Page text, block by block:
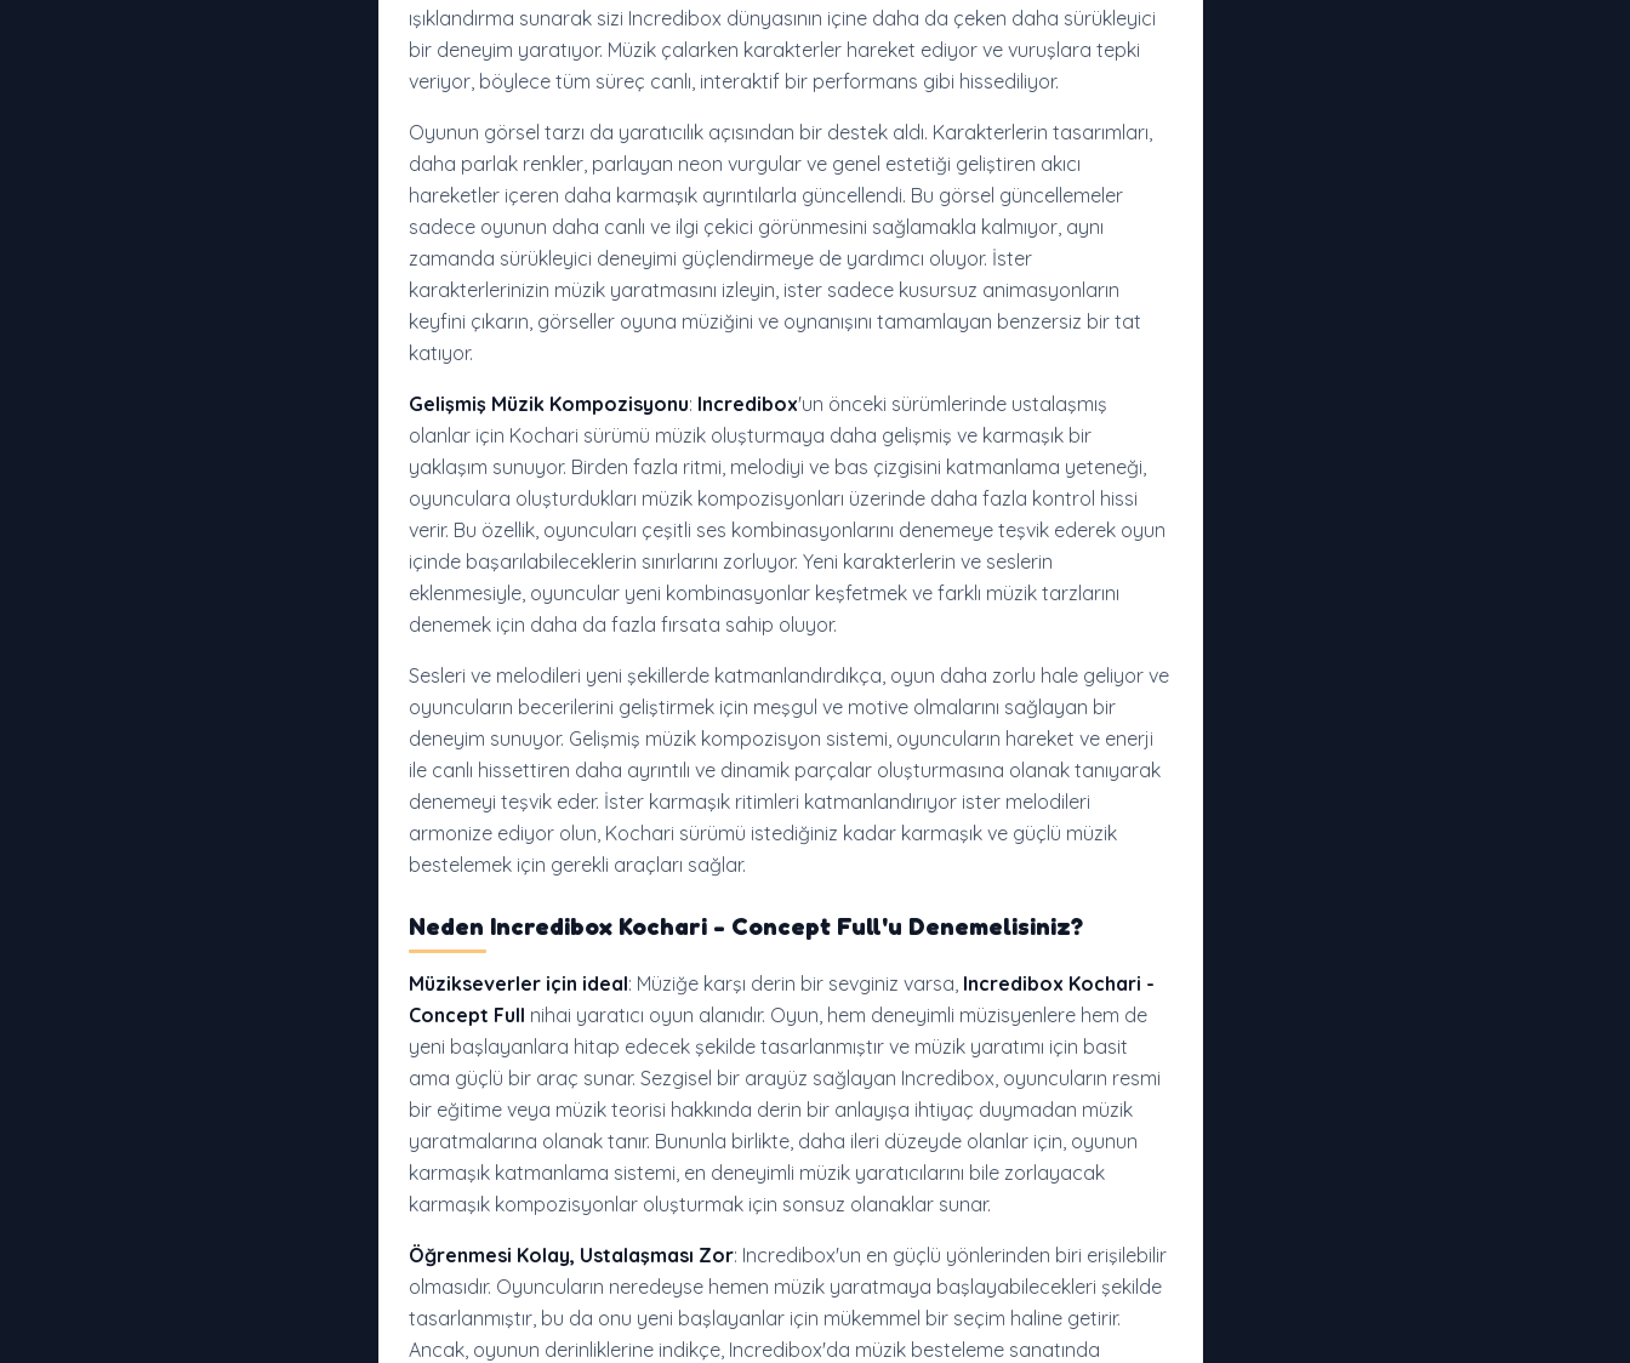
ışıklandırma sunarak sizi Incredibox dünyasının içine daha da çeken daha sürükleyici
bir deneyim yaratıyor. Müzik çalarken karakterler hareket ediyor ve vuruşlara tepki
veriyor, böylece tüm süreç canlı, interaktif bir performans gibi hissediliyor.
Oyunun görsel tarzı da yaratıcılık açısından bir destek aldı. Karakterlerin tasarımları,
daha parlak renkler, parlayan neon vurgular ve genel estetiği geliştiren akıcı
hareketler içeren daha karmaşık ayrıntılarla güncellendi. Bu görsel güncellemeler
sadece oyunun daha canlı ve ilgi çekici görünmesini sağlamakla kalmıyor, aynı
zamanda sürükleyici deneyimi güçlendirmeye de yardımcı oluyor. İster
karakterlerinizin müzik yaratmasını izleyin, ister sadece kusursuz animasyonların
keyfini çıkarın, görseller oyuna müziğini ve oynanışını tamamlayan benzersiz bir tat
katıyor.
Gelişmiş Müzik Kompozisyonu: Incredibox'un önceki sürümlerinde ustalaşmış
olanlar için Kochari sürümü müzik oluşturmaya daha gelişmiş ve karmaşık bir
yaklaşım sunuyor. Birden fazla ritmi, melodiyi ve bas çizgisini katmanlama yeteneği,
oyunculara oluşturdukları müzik kompozisyonları üzerinde daha fazla kontrol hissi
verir. Bu özellik, oyuncuları çeşitli ses kombinasyonlarını denemeye teşvik ederek oyun
içinde başarılabileceklerin sınırlarını zorluyor. Yeni karakterlerin ve seslerin
eklenmesiyle, oyuncular yeni kombinasyonlar keşfetmek ve farklı müzik tarzlarını
denemek için daha da fazla fırsata sahip oluyor.
Sesleri ve melodileri yeni şekillerde katmanlandırdıkça, oyun daha zorlu hale geliyor ve
oyuncuların becerilerini geliştirmek için meşgul ve motive olmalarını sağlayan bir
deneyim sunuyor. Gelişmiş müzik kompozisyon sistemi, oyuncuların hareket ve enerji
ile canlı hissettiren daha ayrıntılı ve dinamik parçalar oluşturmasına olanak tanıyarak
denemeyi teşvik eder. İster karmaşık ritimleri katmanlandırıyor ister melodileri
armonize ediyor olun, Kochari sürümü istediğiniz kadar karmaşık ve güçlü müzik
bestelemek için gerekli araçları sağlar.
Neden Incredibox Kochari - Concept Full'u Denemelisiniz?
Müzikseverler için ideal: Müziğe karşı derin bir sevginiz varsa, Incredibox Kochari -
Concept Full nihai yaratıcı oyun alanıdır. Oyun, hem deneyimli müzisyenlere hem de
yeni başlayanlara hitap edecek şekilde tasarlanmıştır ve müzik yaratımı için basit
ama güçlü bir araç sunar. Sezgisel bir arayüz sağlayan Incredibox, oyuncuların resmi
bir eğitime veya müzik teorisi hakkında derin bir anlayışa ihtiyaç duymadan müzik
yaratmalarına olanak tanır. Bununla birlikte, daha ileri düzeyde olanlar için, oyunun
karmaşık katmanlama sistemi, en deneyimli müzik yaratıcılarını bile zorlayacak
karmaşık kompozisyonlar oluşturmak için sonsuz olanaklar sunar.
Öğrenmesi Kolay, Ustalaşması Zor: Incredibox'un en güçlü yönlerinden biri erişilebilir
olmasıdır. Oyuncuların neredeyse hemen müzik yaratmaya başlayabilecekleri şekilde
tasarlanmıştır, bu da onu yeni başlayanlar için mükemmel bir seçim haline getirir.
Ancak, oyunun derinliklerine indikçe, Incredibox'da müzik besteleme sanatında